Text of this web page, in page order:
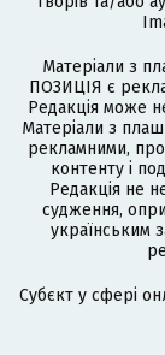
Матеріали з
ПОЗИЦІЯ є
Редакція може
Матеріали з
рекламними,
контенту і
Редакція не
судження,
українським
Cубєкт у сфері